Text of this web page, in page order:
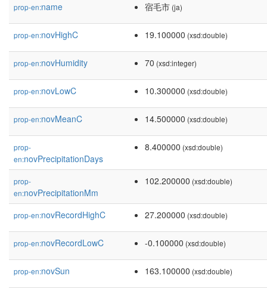
prop-en:name 宿毛市 (ja)
prop-en:novHighC 19.100000 (xsd:double)
prop-en:novHumidity 70 (xsd:integer)
prop-en:novLowC 10.300000 (xsd:double)
prop-en:novMeanC 14.500000 (xsd:double)
prop-
en:novPrecipitationDays
8.400000 (xsd:double)
prop-
en:novPrecipitationMm
102.200000 (xsd:double)
prop-en:novRecordHighC 27.200000 (xsd:double)
prop-en:novRecordLowC -0.100000 (xsd:double)
prop-en:novSun 163.100000 (xsd:double)